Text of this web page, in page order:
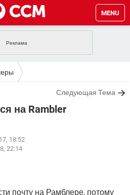
MENU
WINDOWS 10
ВИДЕО
TELEGRAM
ВКОНТАКТЕ
Следующая Тема
на Rambler
18:52
22:14
почту на Рамблере, потому